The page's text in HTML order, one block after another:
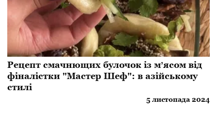
Рецепт смачнющих булочок із мʼясом від
фіналістки "Мастер Шеф": в азійському
стилі
5 листопада 2024